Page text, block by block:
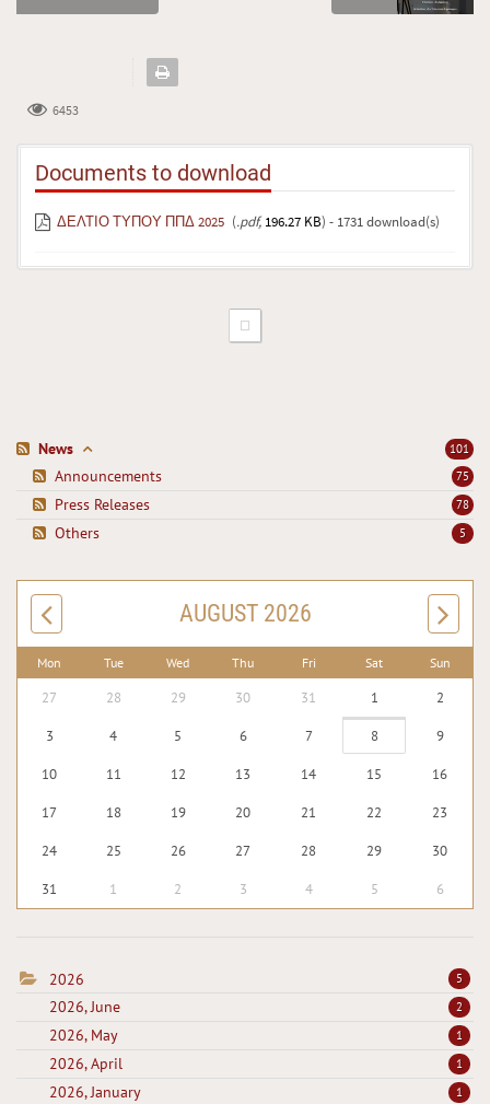
6453
Documents to download
ΔΕΛΤΙΟ ΤΥΠΟΥ ΠΠΔ 2025 (.pdf, 196.27 KB) - 1731 download(s)
101
News
75
Announcements
78
Press Releases
5
Others
AUGUST 2026
Mon Tue Wed Thu Fri Sat Sun
27 28 29 30 31 1 2
3 4 5 6 7 8 9
10 11 12 13 14 15 16
17 18 19 20 21 22 23
24 25 26 27 28 29 30
31 1 2 3 4 5 6
2026 5
2026, June 2
2026, May 1
2026, April 1
2026, January 1